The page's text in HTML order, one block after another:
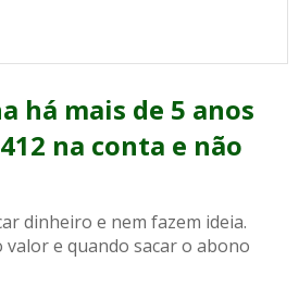
há mais de 5 anos
na conta e não
dinheiro e nem fazem ideia.
e quando sacar o abono